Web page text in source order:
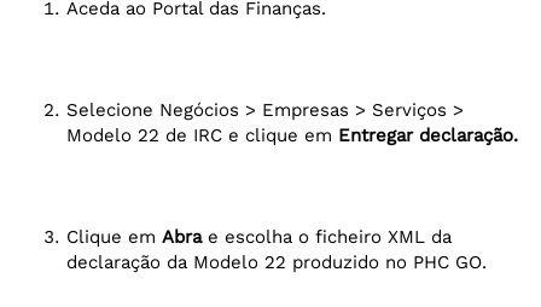
Aceda ao Portal das Finanças.
Selecione Negócios > Empresas > Serviços >
Modelo 22 de IRC e clique em Entregar declaração.
Clique em Abrae escolha o ficheiro XML da
declaração da Modelo 22 produzido no PHC GO.